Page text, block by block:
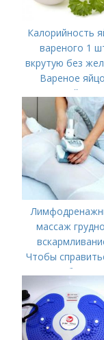
Калорийность
вареного 1
вкрутую без
Вареное
калорийность
массаж
Чтобы
нагрубанием,
необходимо
предпринять
следующие